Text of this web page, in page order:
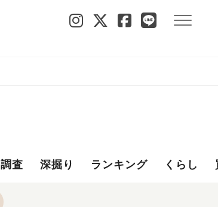
調査 深掘り ランキング くらし